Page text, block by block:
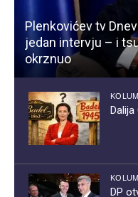
Plenkovićev tv
jedan intervju – i
okrznuo
DP